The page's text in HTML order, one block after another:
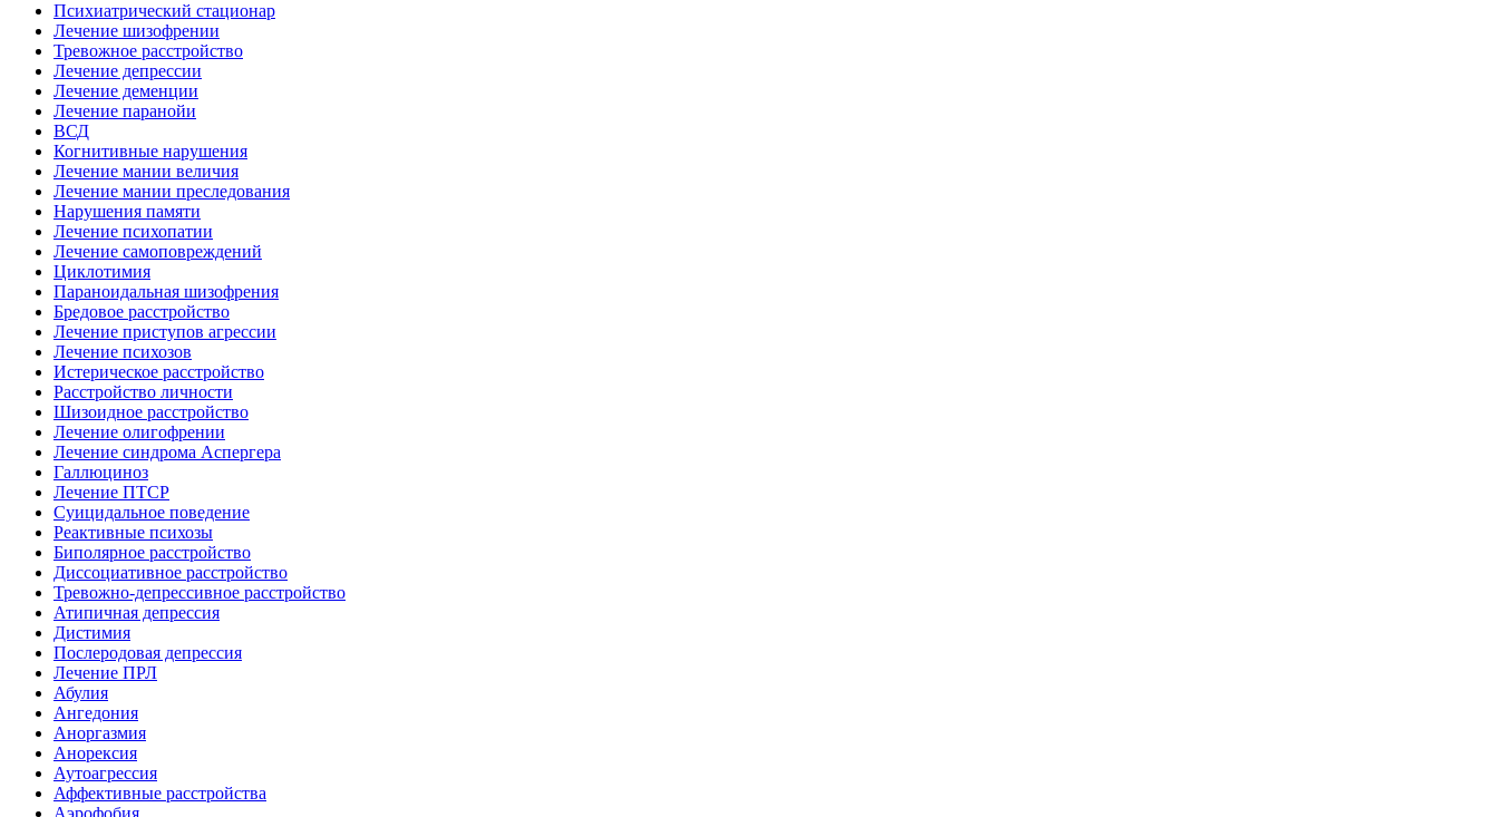
Психиатрический стационар
Лечение шизофрении
Тревожное расстройство
Лечение депрессии
Лечение деменции
Лечение паранойи
ВСД
Когнитивные нарушения
Лечение мании величия
Лечение мании преследования
Нарушения памяти
Лечение психопатии
Лечение самоповреждений
Циклотимия
Параноидальная шизофрения
Бредовое расстройство
Лечение приступов агрессии
Лечение психозов
Истерическое расстройство
Расстройство личности
Шизоидное расстройство
Лечение олигофрении
Лечение синдрома Аспергера
Галлюциноз
Лечение ПТСР
Суицидальное поведение
Реактивные психозы
Биполярное расстройство
Диссоциативное расстройство
Тревожно-депрессивное расстройство
Атипичная депрессия
Дистимия
Послеродовая депрессия
Лечение ПРЛ
Абулия
Ангедония
Аноргазмия
Анорексия
Аутоагрессия
Аффективные расстройства